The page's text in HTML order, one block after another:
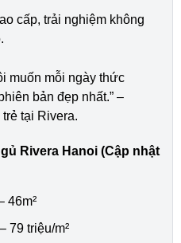
cấp, trải nghiệm không
muốn mỗi ngày thức
bản đẹp nhất.” –
tại Rivera.
Rivera Hanoi (Cập nhật
46m²
79 triệu/m²